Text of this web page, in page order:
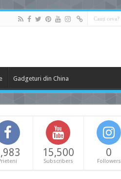
Gadgeturi din China
15,500
Subscribers
0
Followers